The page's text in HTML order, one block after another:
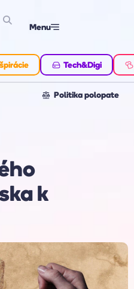
Menu
Tech&Digi
Politika polopate
k